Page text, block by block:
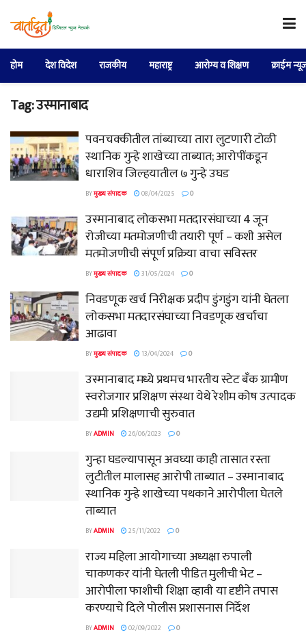
होम देश विदेश राजकीय महाराष्ट्र आरोग्य व शिक्षण क्राईम
Tag:उस्मानाबाद
पवनचक्कीतील तांब्याच्या तारा लुटणारी टोळी
स्थानिक गुन्हे शाखेच्या ताब्यात; आरोपींकडून
धाराशिव जिल्हयातील ७ गुन्हे उघड
BYमुख्य संपादक 08/04/2025 0
उस्मानाबाद लोकसभा मतदारसंघाच्या 4 जून
रोजीच्या मतमोजणीची तयारी पूर्ण – कशी असेल
मतमोजणीची संपूर्ण प्रक्रिया वाचा सविस्तर
BYमुख्य संपादक 31/05/2024 0
निवडणूक खर्च निरीक्षक प्रदीप डुंगडुंग यांनी घेतला
लोकसभा मतदारसंघाच्या निवडणूक खर्चाचा
आढावा
BYमुख्य संपादक 13/04/2024 0
उस्मानाबाद मध्ये प्रथमच भारतीय स्टेट बँक ग्रामीण
स्वरोजगार प्रशिक्षण संस्था येथे रेशीम कोष उत्पादक
उद्यमी प्रशिक्षणाची सुरुवात
BYADMIN 26/06/2023 0
गुन्हा घडल्यापासून अवघ्या काही तासात रस्ता
लुटीतील मालासह आरोपी ताब्यात – उस्मानाबाद
स्थानिक गुन्हे शाखेच्या पथकाने आरोपीला घेतले
ताब्यात
BYADMIN 25/11/2022 0
राज्य महिला आयोगाच्या अध्यक्षा रुपाली
चाकणकर यांनी घेतली पीडित मुलीची भेट –
आरोपीला फाशीची शिक्षा व्हावी या दृष्टीने तपास
करण्याचे दिले पोलीस प्रशासनास निर्देश
BYADMIN 02/09/2022 0